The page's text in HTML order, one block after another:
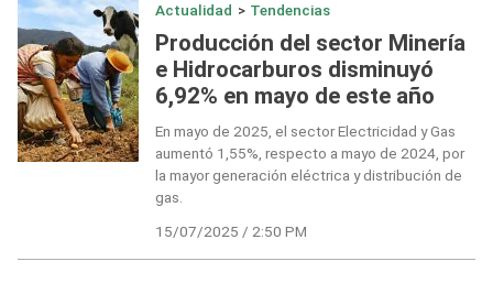
Actualidad > Tendencias
Producción del sector Minería
e Hidrocarburos disminuyó
6,92% en mayo de este año
En mayo de 2025, el sector Electricidad y Gas
aumentó 1,55%, respecto a mayo de 2024, por
la mayor generación eléctrica y distribución de
gas.
15/07/2025 / 2:50 PM